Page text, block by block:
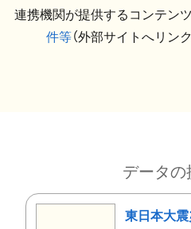
連携機関が提供するコンテンツ
件等（外部サイトへリン
データの
東日本大